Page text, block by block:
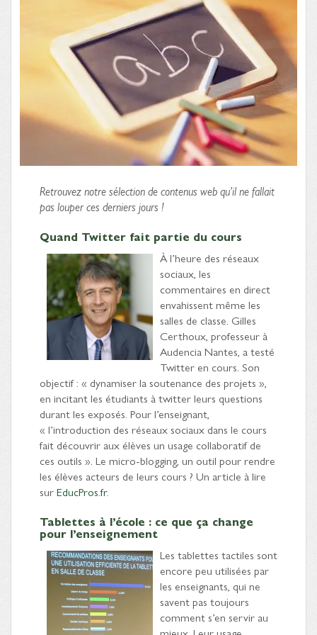
Retrouvez notre sélection de contenus web qu’il ne fallait
pas louper ces derniers jours !
Quand Twitter fait partie du cours
À l’heure des réseaux
sociaux, les
commentaires en direct
envahissent même les
salles de classe. Gilles
Certhoux, professeur à
Audencia Nantes, a testé
Twitter en cours. Son
objectif : « dynamiser la soutenance des projets »,
en incitant les étudiants à twitter leurs questions
durant les exposés. Pour l’enseignant,
« l’introduction des réseaux sociaux dans le cours
fait découvrir aux élèves un usage collaboratif de
ces outils ». Le micro-blogging, un outil pour rendre
les élèves acteurs de leurs cours ? Un article à lire
surEducPros.fr.
Tablettes à l’école : ce que ça change
pour l’enseignement
Les tablettes tactiles sont
encore peu utilisées par
les enseignants, qui ne
savent pas toujours
comment s’en servir au